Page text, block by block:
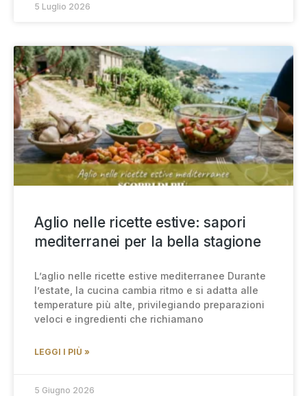
5 Luglio 2026
Aglio nelle ricette estive: sapori
mediterranei per la bella stagione
L’aglio nelle ricette estive mediterranee Durante
l’estate, la cucina cambia ritmo e si adatta alle
temperature più alte, privilegiando preparazioni
veloci e ingredienti che richiamano
LEGGI I PIÙ »
5 Giugno 2026